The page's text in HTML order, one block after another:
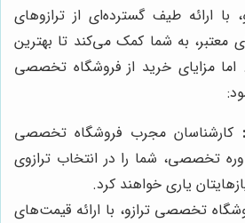
ارائه طیف گسترده‌ای از ترازوهای
معتبر، به شما کمک می‌کند تا بهترین
اما مزایای خرید از فروشگاه تخصصی
کارشناسان مجرب فروشگاه تخصصی
تخصصی، شما را در انتخاب ترازوی
یاری خواهند کرد.
تخصصی ترازو، با ارائه قیمت‌های